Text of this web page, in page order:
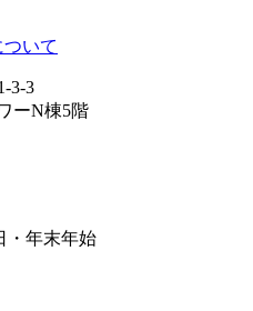
いて
3-3
ーN棟5階
・年末年始